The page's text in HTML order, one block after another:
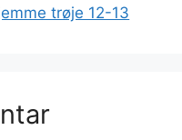
trøje 12-13